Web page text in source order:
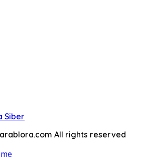
Siber
All rights reserved